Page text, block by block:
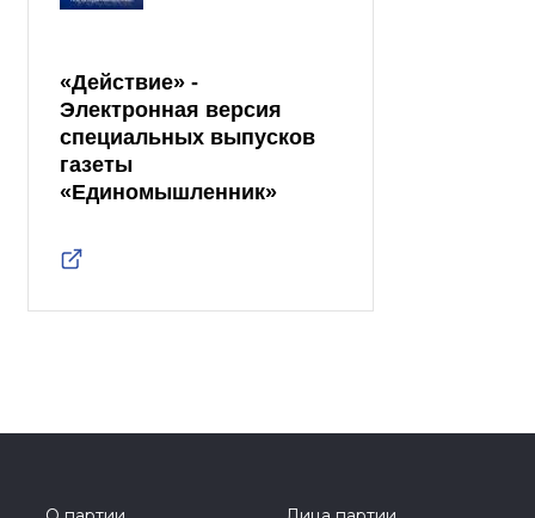
«Действие» -
Электронная версия
специальных выпусков
газеты
«Единомышленник»